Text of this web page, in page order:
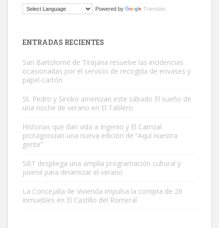
próximos días, ella incluida...
Leales.org » Gran Canaria |
Gato manso encontrado
Este gato macho ha aparecido en la calle hace menos de un mes,
Leales.org » Gran Canaria | 9.7.2025
Powered by Translate
ENTRADAS RECIENTES
San Bartolomé de Tirajana resuelve las incidencias
ocasionadas por el servicio de recogida de envases y
papel-cartón
St. Pedro y Siroko amenizan este sábado El sueño de
una noche de verano en El Tablero
Historias que dan vida a Ingenio y El Carrizal
protagonizan una nueva edición de “Aquí nuestra
gente”
SBT despliega una amplia programación cultural y
juvenil para dinamizar el verano
La Concejalía de Vivienda impulsa la compra de 26
inmuebles en El Castillo del Romeral